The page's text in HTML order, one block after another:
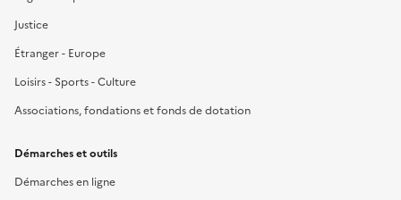
Justice
Étranger - Europe
Loisirs - Sports - Culture
Associations, fondations et fonds de dotation
Démarches et outils
Démarches en ligne